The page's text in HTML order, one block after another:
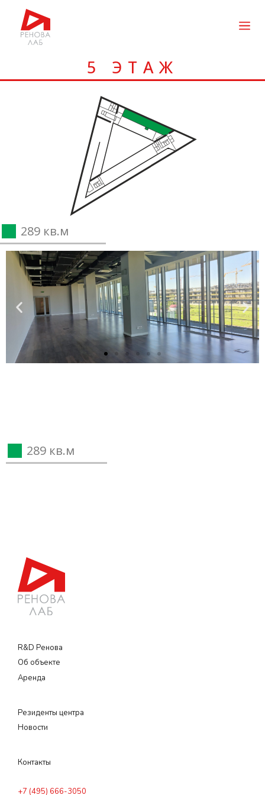
5 ЭТАЖ
289 кв.м
289 кв.м
R&D Ренова
Об объекте
Аренда
Резиденты центра
Новости
Контакты
+7 (495) 666-3050